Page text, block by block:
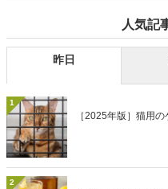
人気記
昨日
1
［2025年版］猫用
2